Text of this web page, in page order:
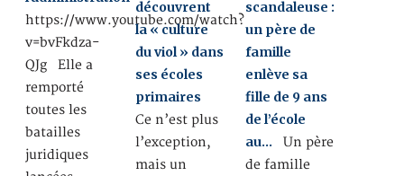
https://www.youtube.com/watch?
v=bvFkdza-
QJg Elle a
remporté
toutes les
batailles
juridiques
découvrent
la « culture
du viol » dans
ses écoles
primaires
Ce n’est plus
l’exception,
mais un
scandaleuse :
un père de
famille
enlève sa
fille de 9 ans
de l’école
au… Un père
de famille